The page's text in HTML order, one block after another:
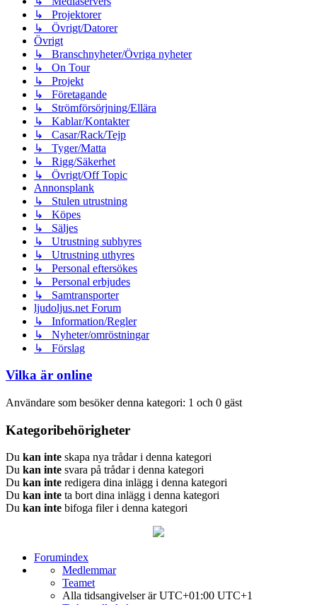
↳ Projektorer
↳ Övrigt/Datorer
Övrigt
↳ Branschnyheter/Övriga nyheter
↳ On Tour
↳ Projekt
↳ Företagande
↳ Strömförsörjning/Ellära
↳ Kablar/Kontakter
↳ Casar/Rack/Tejp
↳ Tyger/Matta
↳ Rigg/Säkerhet
↳ Övrigt/Off Topic
Annonsplank
↳ Stulen utrustning
↳ Köpes
↳ Säljes
↳ Utrustning subhyres
↳ Utrustning uthyres
↳ Personal eftersökes
↳ Personal erbjudes
↳ Samtransporter
ljudoljus.net Forum
↳ Information/Regler
↳ Nyheter/omröstningar
↳ Förslag
Vilka är online
Användare som besöker denna kategori: 1 och 0 gäst
Kategoribehörigheter
Du kan inte skapa nya trådar i denna kategori
Du kan inte svara på trådar i denna kategori
Du kan inte redigera dina inlägg i denna kategori
Du kan inte ta bort dina inlägg i denna kategori
Du kan inte bifoga filer i denna kategori
Forumindex
Medlemmar
Teamet
Alla tidsangivelser är UTC+01:00 UTC+1